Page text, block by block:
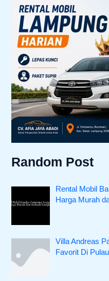
Random Post
Rental Mobil
Harga Murah
Villa Andreas
Favorit Di